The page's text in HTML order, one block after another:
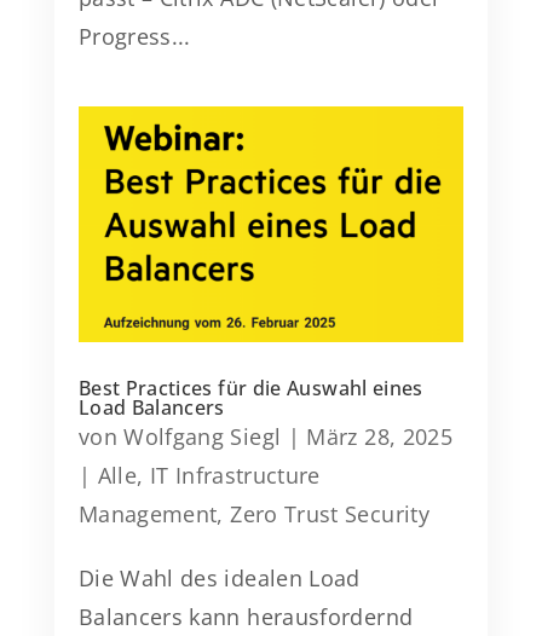
Progress...
Best Practices für die Auswahl eines
Load Balancers
vonWolfgang Siegl | März 28, 2025
| Alle, IT Infrastructure
Management,Zero Trust Security
Die Wahl des idealen Load
Balancers kann herausfordernd